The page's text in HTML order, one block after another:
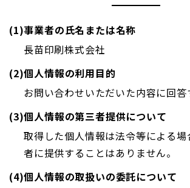
(1)事業者の氏名または名称
長苗印刷株式会社
(2)個人情報の利用目的
お問い合わせいただいた内容に回答
(3)個人情報の第三者提供について
取得した個人情報は法令等による
者に提供することはありません。
(4)個人情報の取扱いの委託について